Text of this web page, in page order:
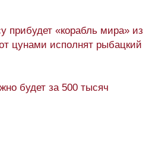
«корабль мира» из
цунами исполнят рыбацкий
будет за 500 тысяч